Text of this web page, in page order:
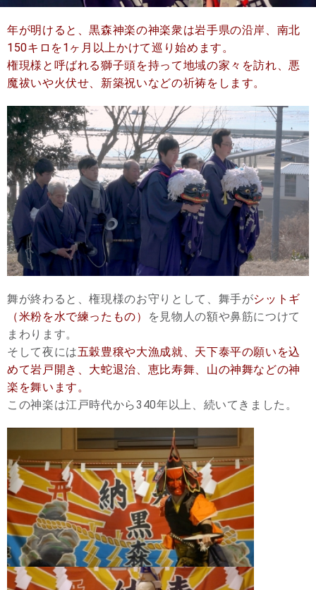
年が明けると、黒森神楽の神楽衆は岩手県の沿岸、南北
150キロを1ヶ月以上かけて巡り始めます。
権現様と呼ばれる獅子頭を持って地域の家々を訪れ、悪
魔祓いや火伏せ、新築祝いなどの祈祷をします。
舞が終わると、権現様のお守りとして、舞手がシットギ
（米粉を水で練ったもの）
を見物人の額や鼻筋につけて
まわります。
そして夜には五穀豊穣や大漁成就、天下泰平の願いを込
めて岩戸開き、大蛇退治、恵比寿舞、山の神舞などの神
楽を舞います。
この神楽は江戸時代から340年以上、続いてきました。